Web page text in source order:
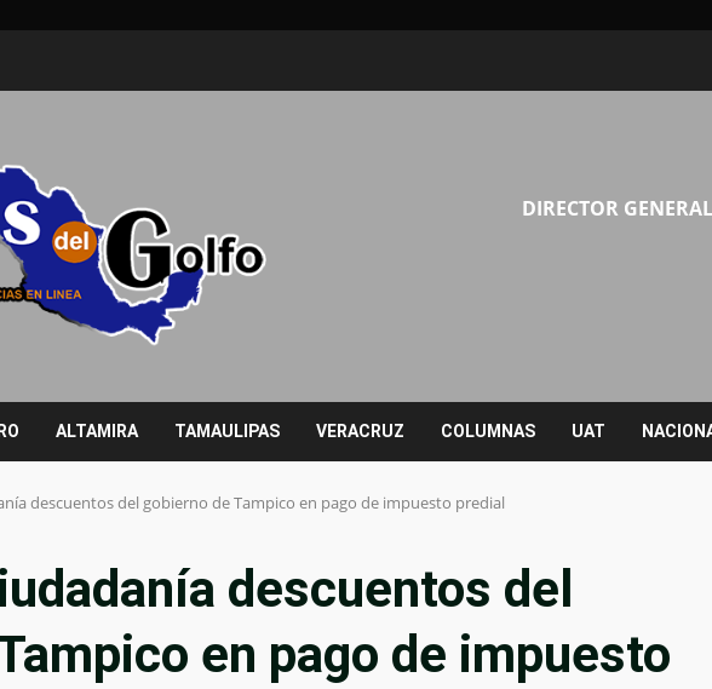
DIRECTOR
ALTAMIRA TAMAULIPAS VERACRUZ COLUMNAS UAT
descuentos del gobierno de Tampico en pago de impuesto predial
descuentos del
en pago de impuesto